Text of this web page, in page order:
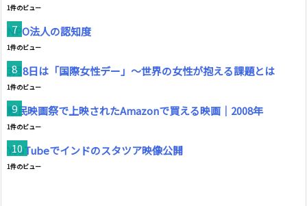
1件のビュー
NPO法人の認知度
1件のビュー
3月8日は「国際女性デー」～世界の女性が抱える課題とは
1件のビュー
難民映画祭で上映されたAmazonで買える映画｜2008年
1件のビュー
YouTubeでインドのスタツア映像公開
1件のビュー